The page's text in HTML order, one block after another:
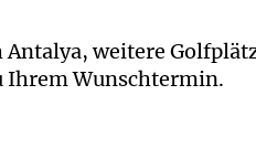
weitere
Ihrem Wunschtermin.